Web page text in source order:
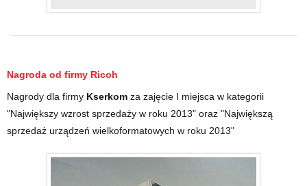
Nagroda od firmy Ricoh
Nagrody dla firmy Kserkom za zajęcie I miejsca w kategorii
"Największy wzrost sprzedaży w roku 2013" oraz "Największą
sprzedaż urządzeń wielkoformatowych w roku 2013"